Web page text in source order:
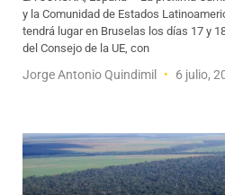
y la Comunidad de Estados
tendrá lugar en Bruselas los días 17 y
del Consejo de la UE, con
Jorge Antonio Quindimil 6 julio,